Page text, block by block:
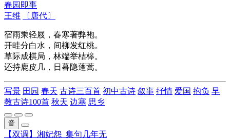
春园即事
王维
〔唐代〕
宿雨乘轻屐， 春寒著弊袍。
开畦分白水， 间柳发红桃。
草际成棋局 ，林端举桔槔。
还持鹿皮几 ， 日暮隐蓬蒿。
写景 田园 春天 古诗三百首 初中古诗 叙事 抒情 爱国 抱负 早
教古诗100首 秋天 边塞 思乡
音
【双调】湘妃怨_集句几年无